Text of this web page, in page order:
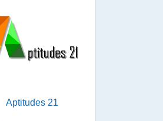
Aptitudes 21